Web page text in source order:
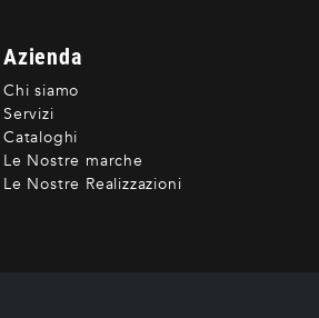
Azienda
Chi siamo
Servizi
Cataloghi
Le Nostre marche
Le Nostre Realizzazioni